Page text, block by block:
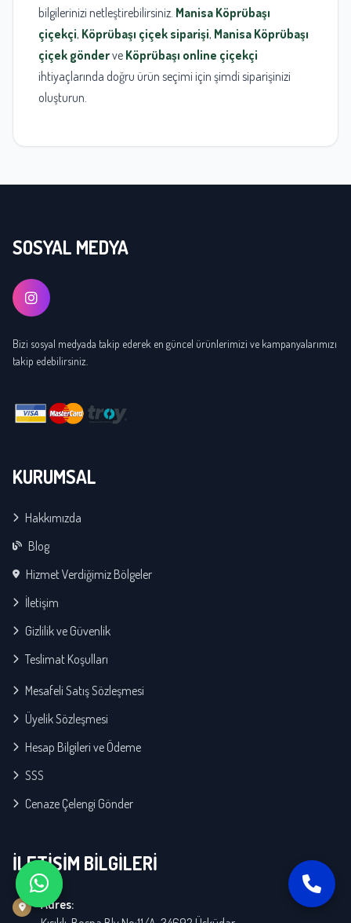
bilgilerinizi netleştirebilirsiniz. Manisa Köprübaşı
çiçekçi, Köprübaşı çiçek siparişi, Manisa Köprübaşı
çiçek gönderve Köprübaşı online çiçekçi
ihtiyaçlarında doğru ürün seçimi için şimdi siparişinizi
oluşturun.
SOSYAL MEDYA
Bizi sosyal medyada takip ederek en güncel ürünlerimizi ve kampanyalarımızı
takip edebilirsiniz.
KURUMSAL
Hakkımızda
Blog
Hizmet Verdiğimiz Bölgeler
İletişim
Gizlilik ve Güvenlik
Teslimat Koşulları
Mesafeli Satış Sözleşmesi
Üyelik Sözleşmesi
Hesap Bilgileri ve Ödeme
SSS
Cenaze Çelengi Gönder
İLETİŞİM BİLGİLERİ
Adres: